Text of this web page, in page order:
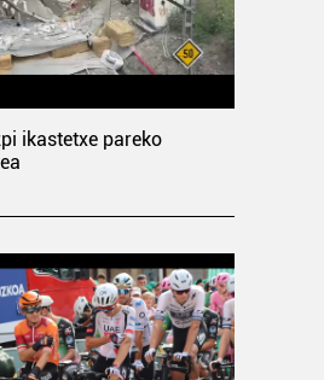
ikastetxe pareko